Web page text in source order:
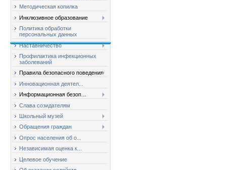
Методическая копилка
Инклюзивное образование
Политика обработки
персональных данных
Наставничество
Профилактика инфекционных
заболеваний
Правила безопасного поведения
Инновационная деятел...
Информационная безоп...
Слава созидателям
Школьный музей
Обращения граждан
Опрос населения об о...
Независимая оценка к...
Целевое обучение